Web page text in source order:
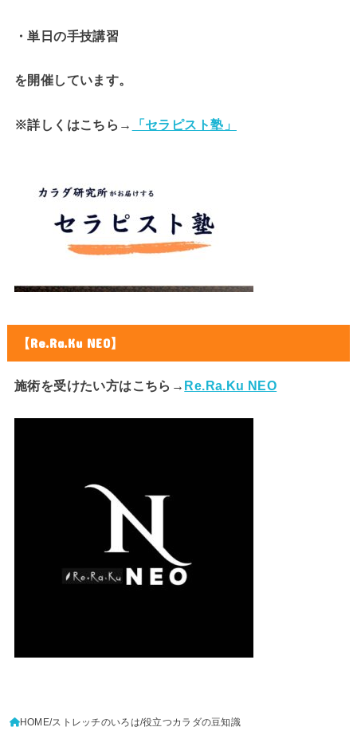
・単日の手技講習
を開催しています。
※詳しくはこちら→ 「セラピスト塾」
【Re.Ra.Ku NEO】
施術を受けたい方はこちら→ Re.Ra.Ku NEO
HOME ストレッチのいろは 役立つカラダの豆知識